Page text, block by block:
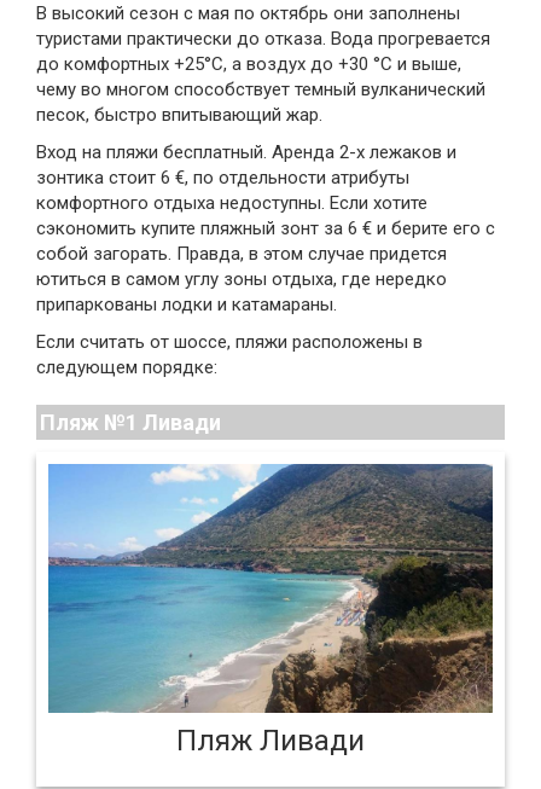
В высокий сезон с мая по октябрь они заполнены
туристами практически до отказа. Вода прогревается
до комфортных +25°C, а воздух до +30 °C и выше,
чему во многом способствует темный вулканический
песок, быстро впитывающий жар.
Вход на пляжи бесплатный. Аренда 2-х лежаков и
зонтика стоит 6 €, по отдельности атрибуты
комфортного отдыха недоступны. Если хотите
сэкономить купите пляжный зонт за 6 € и берите его с
собой загорать. Правда, в этом случае придется
ютиться в самом углу зоны отдыха, где нередко
припаркованы лодки и катамараны.
Если считать от шоссе, пляжи расположены в
следующем порядке:
Пляж №1 Ливади
Пляж Ливади